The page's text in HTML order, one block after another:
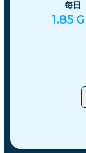
每日
1.85